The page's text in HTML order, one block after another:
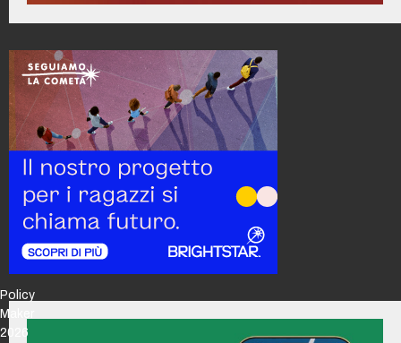
Policy
Maker
2026